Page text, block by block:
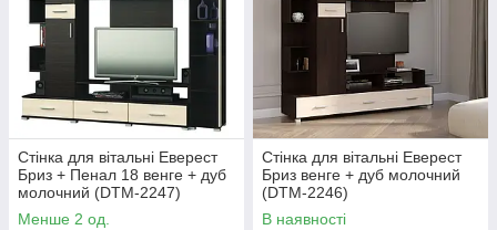
Стінка для вітальні Еверест
Бриз + Пенал 18 венге + дуб
молочний (DTM-2247)
Менше 2 од.
Стінка для вітальні Еверест
Бриз венге + дуб молочний
(DTM-2246)
В наявності